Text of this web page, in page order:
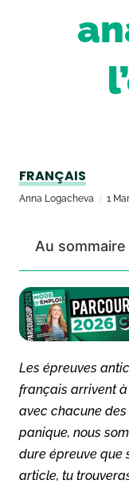
FRANÇAIS
Anna Logacheva 1
Au
Les épreuves
français arrivent à
avec chacune
panique, nous
dure épreuve que
article, tu